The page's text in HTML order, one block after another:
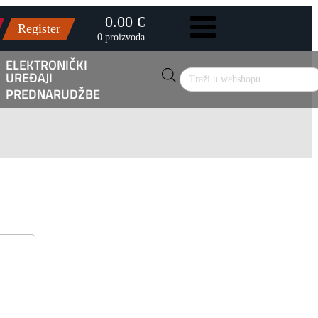
Register 0.00 €
0 proizvoda
ELEKTRONIČKI
UREĐAJI
PREDNARUDŽBE
Products
search